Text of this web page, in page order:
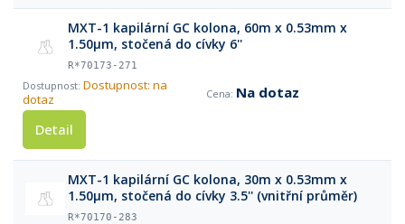
MXT-1 kapilární GC kolona, 60m x 0.53mm x
1.50μm, stočená do cívky 6''
R*70173-271
Dostupnost: na
dotaz
Na dotaz
Detail
MXT-1 kapilární GC kolona, 30m x 0.53mm x
1.50μm, stočená do cívky 3.5'' (vnitřní průměr)
R*70170-283